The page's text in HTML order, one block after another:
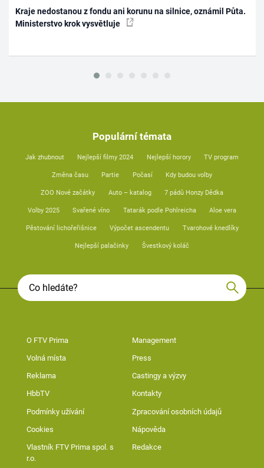
Kraje nedostanou z fondu ani korunu na silnice, oznámil Půta.
Ministerstvo krok vysvětluje
Populární témata
Jak zhubnout Nejlepší filmy 2024 Nejlepší horory TV program
Změna času Partie Počasí Kdy budou volby
ZOO Nové začátky Auto – katalog 7 pádů Honzy Dědka
Volby 2025 Svařené víno Tatarák podle Pohlreicha Aloe vera
Pěstování lichořeřišnice Výpočet ascendentu Tvarohové knedlíky
Nejlepší palačinky Švestkový koláč
O FTV Prima Management
Volná místa Press
Reklama Castingy a výzvy
HbbTV Kontakty
Podmínky užívání Zpracování osobních údajů
Cookies Nápověda
Vlastník FTV Prima spol. s
r.o.
Redakce